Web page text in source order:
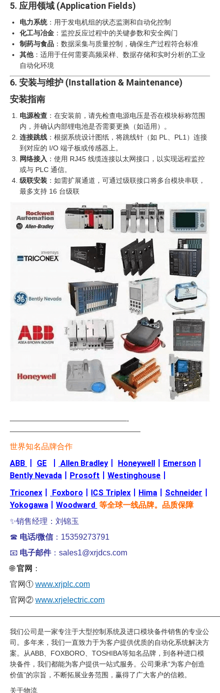
5. 应用领域 (Application Fields)
电力系统：用于发电机组的状态监测和自动化控制
化工与冶金 ：监控反应过程中的关键参数和安全阀门
制药与食品 ：数据采集与质量控制，确保生产过程符合标准
其他：适用于任何需要高频采样、数据存储和实时分析的工业
自动化环境
6. 安装与维护 (Installation & Maintenance)
安装指南
电源检查 ：在安装前，请先检查电源电压是否在模块标称范围
内，并确认内部锂电池是否需要更换（如适用）。
连接跳线 ：根据系统设计图纸，将跳线针（如 PL、PL1）连接
到对应的 I/O 端子板或传感器上。
网络接入 ：使用 RJ45 线缆连接以太网接口，以实现远程监控
或与 PLC 通信。
级联安装 ：如需扩展通道，可通过级联接口将多台模块串联，
最多支持 16 台级联
—————————————————-
———————————————————
世界知名品牌合作
ABB GE Allen Bradley Honeywell Emerson
Bently Nevada
Prosoft Westinghouse
Triconex
Foxboro ICS Triplex Hima Schneider
Yokogawa
Woodward 等全球一线品牌。品质保障
✨销售经理：刘锦玉
☎ 电话/微信：15359273791
📧 电子邮件：sales1@xrjdcs.com
🌐官网 ：
官网① www.xrjplc.com
官网② www.xrjelectric.com
我们公司是一家专注于大型控制系统及进口模块备件销售的专业公
司。多年来，我们一直致力于为客户提供优质的自动化系统解决方
案。从ABB、FOXBORO、TOSHIBA等知名品牌，到各种进口模
块备件，我们都能为客户提供一站式服务。公司秉承“为客户创造
价值”的宗旨，不断拓展业务范围，赢得了广大客户的信赖。
关于物流